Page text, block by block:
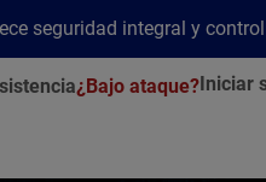
seguridad integral y
¿Bajo ataque?Iniciar